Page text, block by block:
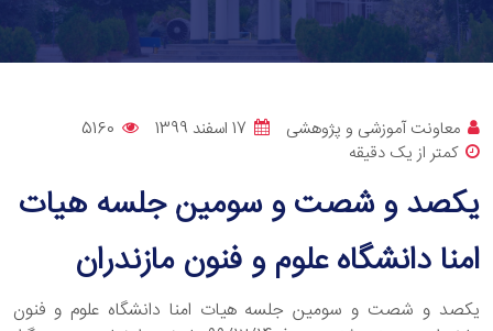
معاونت آموزشی و پژوهشی 17 اسفند 1399
5160
کمتر از یک دقیقه
یکصد و شصت و سومین جلسه هیات
امنا دانشگاه علوم و فنون مازندران
یکصد و شصت و سومین جلسه هیات امنا دانشگاه علوم و فنون